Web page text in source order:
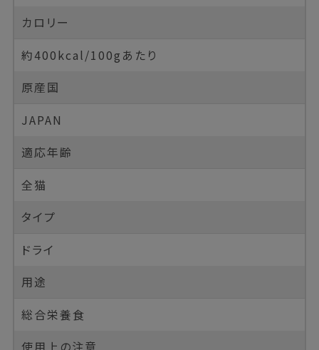
カロリー
約400kcal/100gあたり
原産国
JAPAN
適応年齢
全猫
タイプ
ドライ
用途
総合栄養食